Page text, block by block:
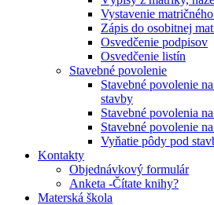
Vystavenie
Zápis do osobitnej
Osvedčenie podpisov
Osvedčenie listín
Stavebné povolenie
Stavebné povolenie
stavby
Stavebné povolenia
Stavebné povolenie
Vyňatie pôdy pod
Kontakty
Objednávkový formulár
Anketa -Čítate knihy?
Materská škola